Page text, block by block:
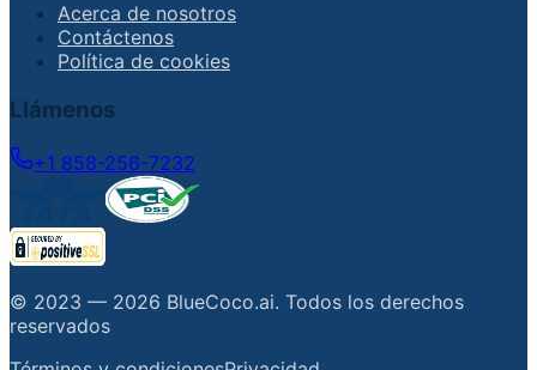
Acerca de nosotros
Contáctenos
Política de cookies
Llámenos
+1 858-256-7232
© 2023 — 2026 BlueCoco.ai. Todos los derechos
reservados